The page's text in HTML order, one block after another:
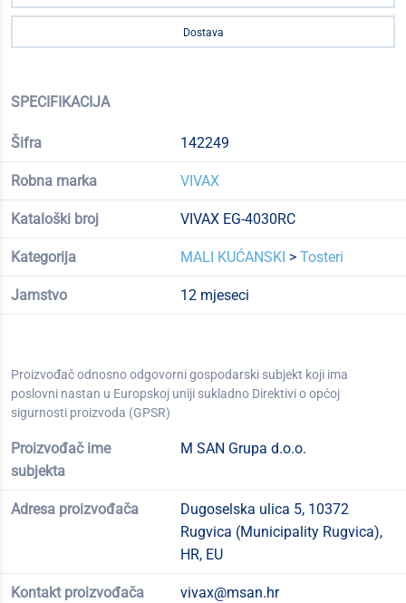
Dostava
SPECIFIKACIJA
Šifra 142249
Robna marka VIVAX
Kataloški broj VIVAX EG-4030RC
Kategorija MALI KUĆANSKI > Tosteri
Jamstvo 12 mjeseci
Proizvođač odnosno odgovorni gospodarski subjekt koji ima
poslovni nastan u Europskoj uniji sukladno Direktivi o općoj
sigurnosti proizvoda (GPSR)
Proizvođač ime
subjekta
M SAN Grupa d.o.o.
Adresa proizvođača
Dugoselska ulica 5, 10372
Rugvica (Municipality Rugvica),
HR, EU
Kontakt proizvođača vivax@msan.hr